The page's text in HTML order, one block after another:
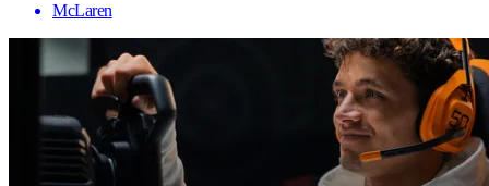
McLaren